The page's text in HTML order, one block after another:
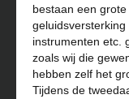
bestaan een
instrumenten etc.
zoals wij die
hebben zelf het
Tijdens de